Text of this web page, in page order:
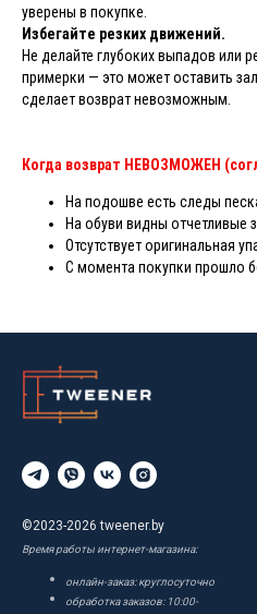
уверены в покупке.
Избегайте резких движений.
Не делайте глубоких выпадов или
примерки — это может оставить
сделает возврат невозможным.
Когда возврат НЕВОЗМОЖЕН
На подошве есть следы
На обуви видны отчетливые
Отсутствует оригинальная
С момента покупки прошло
©2023-2026 tweener.by
Время работы интернет-магазина:
онлайн-заказ: круглосуточно
обработка заказов: 10:00-